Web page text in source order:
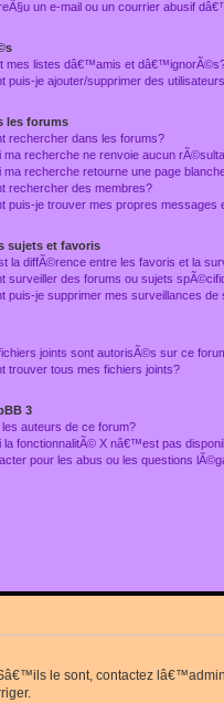
un e-mail ou un courrier abusif
mes listes dâ€™amis et
puis-je ajouter/supprimer des
les forums
rechercher dans les forums?
ma recherche ne renvoie aucun
ma recherche retourne une page
rechercher des membres?
puis-je trouver mes propres messages
sujets et favoris
la diffÃ©rence entre les favoris et la
surveiller des forums ou sujets
puis-je supprimer mes surveillances de
joints sont autorisÃ©s sur ce
trouver tous mes fichiers joints?
3
auteurs de ce forum?
la fonctionnalitÃ© X nâ€™est pas
pour les abus ou les questions
le sont, contactez